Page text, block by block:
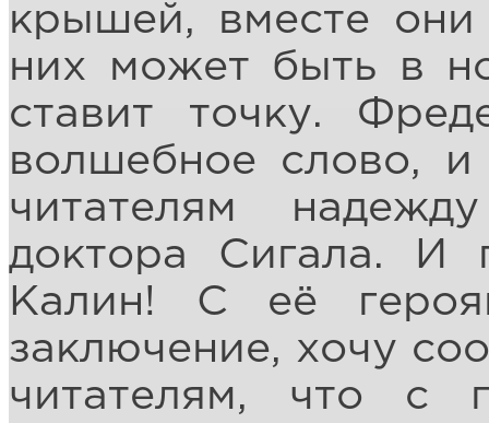
крышей, вместе
них может быть в
ставит точку.
волшебное слово, и
читателям
доктора Сигала. И
Калин! С её
заключение, хочу
читателям, что с